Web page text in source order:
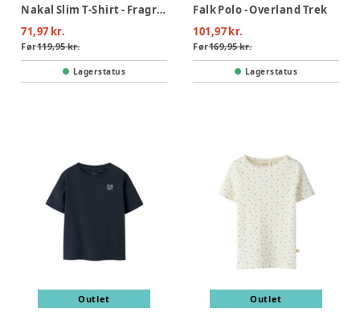
Nakal Slim T-Shirt - Fragrant Lilac
71,97 kr.
Før119,95 kr.
Lagerstatus
Falk Polo - Overland Trek
101,97 kr.
Før169,95 kr.
Lagerstatus
Outlet Outlet